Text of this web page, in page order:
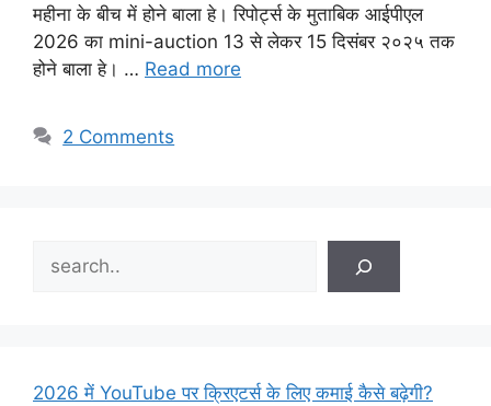
महीना के बीच में होने बाला हे। रिपोर्ट्स के मुताबिक आईपीएल
2026 का mini-auction 13 से लेकर 15 दिसंबर २०२५ तक
होने बाला हे। … Read more
2 Comments
2026 में YouTube पर क्रिएटर्स के लिए कमाई कैसे बढ़ेगी?